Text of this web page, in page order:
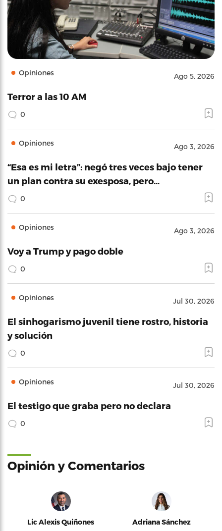
Opiniones Ago 5, 2026
Terror a las 10 AM
0
Opiniones Ago 3, 2026
“Esa es mi letra”: negó tres veces bajo tener
un plan contra su exesposa, pero…
0
Opiniones Ago 3, 2026
Voy a Trump y pago doble
0
Opiniones Jul 30, 2026
El sinhogarismo juvenil tiene rostro, historia
y solución
0
Opiniones Jul 30, 2026
El testigo que graba pero no declara
0
Opinión y Comentarios
Lic Alexis Quiñones Adriana Sánchez